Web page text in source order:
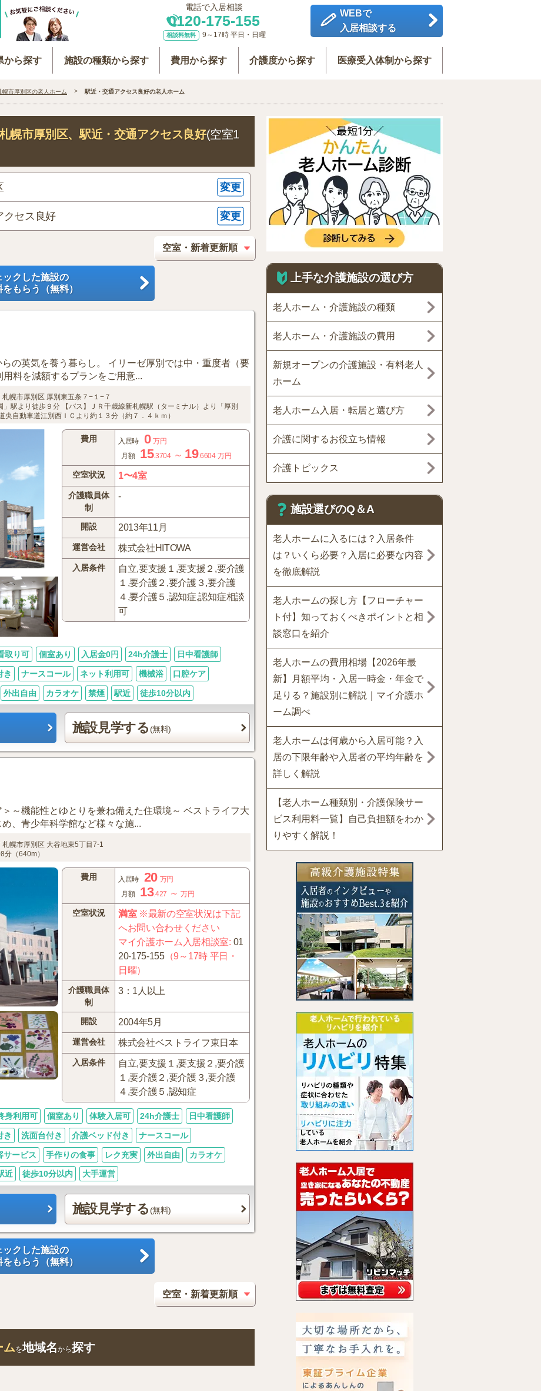
電話で入居相談
0120-175-155
相談料無料 9～17時 平日・日曜
WEBで
入居相談する
から探す 施設の種類から探す 費用から探す 介護度から探す 医療受入体制から探す
幌市厚別区の老人ホーム 駅近・交通アクセス良好の老人ホーム
幌市厚別区、駅近・交通アクセス良好(空室1
変更
クセス良好 変更
ックした施設の
をもらう（無料）
の英気を養う暮らし。 イリーゼ厚別では中・重度者（要
料を減額するプランをご用意...
札幌市厚別区 厚別東五条７−１−７
」駅より徒歩９分 【バス】ＪＲ千歳線新札幌駅（ターミナル）より「厚別
央自動車道江別西ＩＣより約１３分（約７．４ｋｍ）
費用 入居時 0 万円
月額
15.3704～ 19.6604 万円
空室状況 1〜4室
介護職員体
制
-
開設 2013年11月
運営会社 株式会社HITOWA
入居条件
自立,要支援１,要支援２,要介護
１,要介護２,要介護３,要介護
４,要介護５,認知症,認知症相談
可
取り可 個室あり 入居金0円 24h介護士 日中看護師
き ナースコール ネット利用可 機械浴 口腔ケア
外出自由 カラオケ 禁煙 駅近 徒歩10分以内
施設見学する (無料)
～機能性とゆとりを兼ね備えた住環境～ ベストライフ大
、青少年科学館など様々な施...
札幌市厚別区 大谷地東5丁目7-1
（640m）
費用 入居時 20 万円
月額
13.427 ～万円
空室状況 満室※最新の空室状況は下記
へお問い合わせください
マイ介護ホーム入居相談室: 01
20-175-155（9～17時 平日・
日曜）
介護職員体
制
3：1人以上
開設 2004年5月
運営会社 株式会社ベストライフ東日本
入居条件
自立,要支援１,要支援２,要介護
１,要介護２,要介護３,要介護
４,要介護５,認知症
身利用可 個室あり 体験入居可 24h介護士 日中看護師
き 洗面台付き 介護ベッド付き ナースコール
サービス 手作りの食事 レク充実 外出自由 カラオケ
近 徒歩10分以内 大手運営
施設見学する (無料)
ックした施設の
をもらう（無料）
ムを地域名から探す
上手な介護施設の選び方
老人ホーム・介護施設の種類
老人ホーム・介護施設の費用
新規オープンの介護施設・有料老人
ホーム
老人ホーム入居・転居と選び方
介護に関するお役立ち情報
介護トピックス
施設選びのQ＆A
老人ホームに入るには？入居条件
は？いくら必要？入居に必要な内容
を徹底解説
老人ホームの探し方【フローチャー
ト付】知っておくべきポイントと相
談窓口を紹介
老人ホームの費用相場【2026年最
新】月額平均・入居一時金・年金で
足りる？施設別に解説｜マイ介護ホ
ーム調べ
老人ホームは何歳から入居可能？入
居の下限年齢や入居者の平均年齢を
詳しく解説
【老人ホーム種類別・介護保険サー
ビス利用料一覧】自己負担額をわか
りやすく解説！